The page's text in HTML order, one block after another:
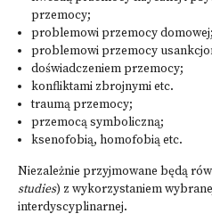
przemocy;
problemowi przemocy domowej;
problemowi przemocy
doświadczeniem przemocy;
konfliktami zbrojnymi etc.
traumą przemocy;
przemocą symboliczną;
ksenofobią, homofobią etc.
Niezależnie przyjmowane będą
studies) z wykorzystaniem
interdyscyplinarnej.